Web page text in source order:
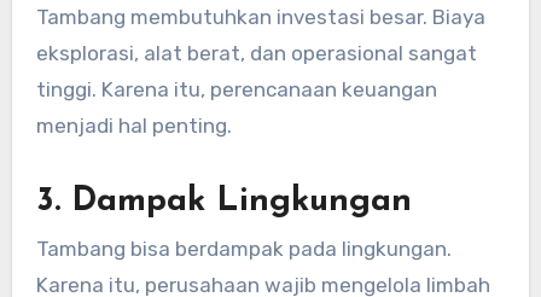
Tambang membutuhkan investasi besar. Biaya
eksplorasi, alat berat, dan operasional sangat
tinggi. Karena itu, perencanaan keuangan
menjadi hal penting.
3. Dampak Lingkungan
Tambang bisa berdampak pada lingkungan.
Karena itu, perusahaan wajib mengelola limbah